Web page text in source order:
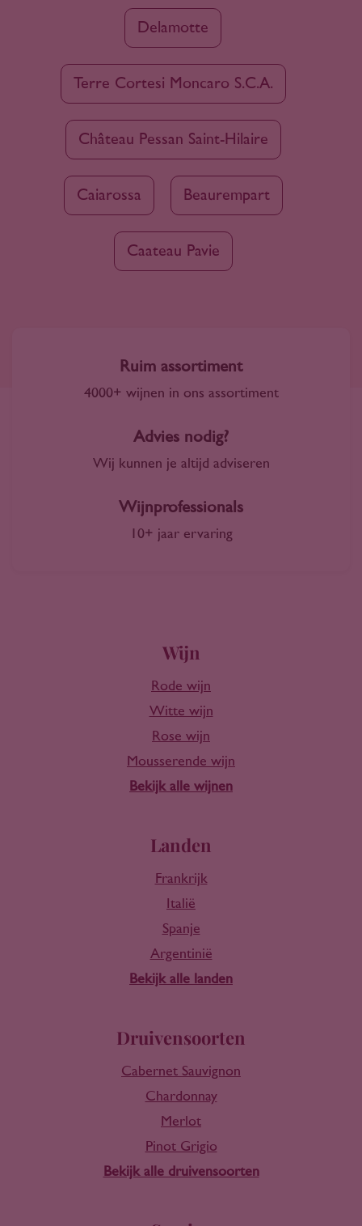
Delamotte
Terre Cortesi Moncaro S.C.A.
Château Pessan Saint-Hilaire
Caiarossa Beaurempart
Caateau Pavie
Ruim assortiment
4000+ wijnen in ons assortiment
Advies nodig?
Wij kunnen je altijd adviseren
Wijnprofessionals
10+ jaar ervaring
Wijn
Rode wijn
Witte wijn
Rose wijn
Mousserende wijn
Bekijk alle wijnen
Landen
Frankrijk
Italië
Spanje
Argentinië
Bekijk alle landen
Druivensoorten
Cabernet Sauvignon
Chardonnay
Merlot
Pinot Grigio
Bekijk alle druivensoorten